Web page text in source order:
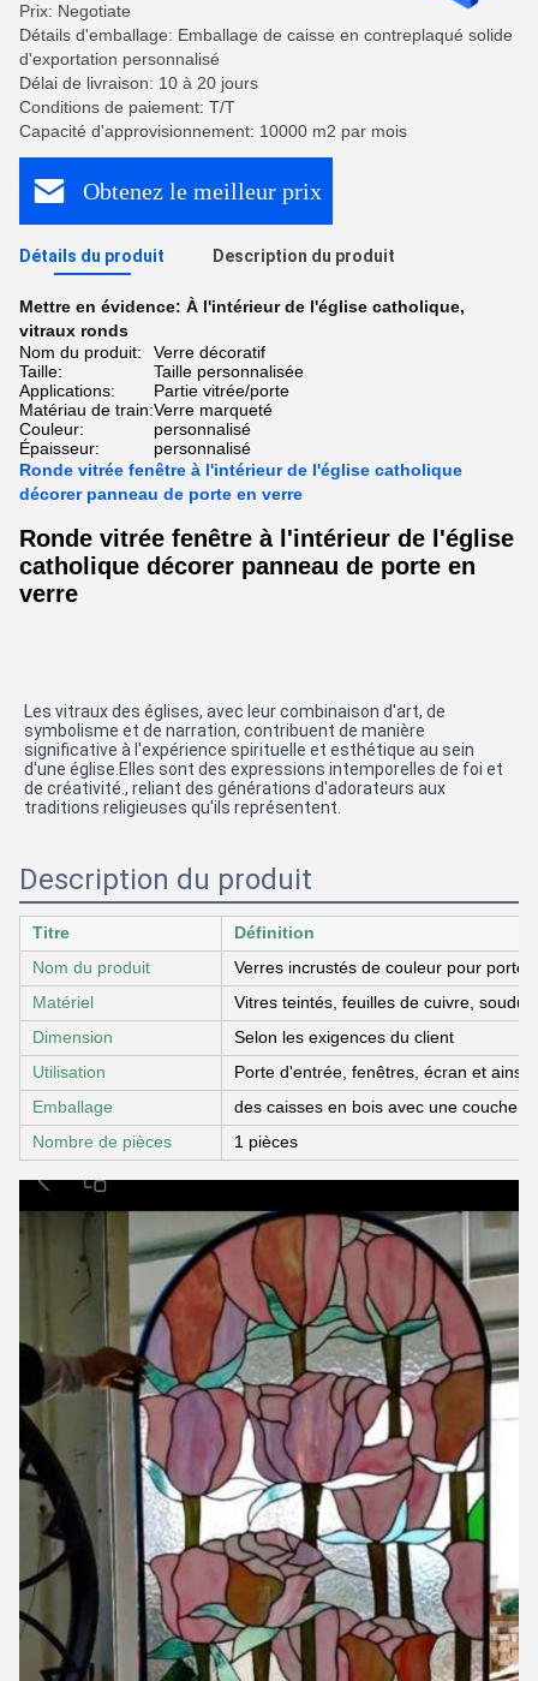
Prix: Negotiate
Détails d'emballage: Emballage de caisse en contreplaqué solide
d'exportation personnalisé
Délai de livraison: 10 à 20 jours
Conditions de paiement: T/T
Capacité d'approvisionnement: 10000 m2 par mois
Obtenez le meilleur prix
Détails du produit Description du produit
Mettre en évidence: À l'intérieur de l'église catholique,
vitraux ronds
Nom du produit:
Verre décoratif
Taille:
Taille personnalisée
Applications:
Partie vitrée/porte
Matériau de train:Verre marqueté
Couleur:
personnalisé
Épaisseur:
personnalisé
Ronde vitrée fenêtre à l'intérieur de l'église catholique
décorer panneau de porte en verre
Ronde vitrée fenêtre à l'intérieur de l'église
catholique décorer panneau de porte en
verre
Les vitraux des églises, avec leur combinaison d'art, de
symbolisme et de narration, contribuent de manière
significative à l'expérience spirituelle et esthétique au sein
d'une église.Elles sont des expressions intemporelles de foi et
de créativité., reliant des générations d'adorateurs aux
traditions religieuses qu'ils représentent.
Description du produit
Titre
Définition
Nom du produit
Verres incrustés de couleur pour porte
Matériel
Vitres teintés, feuilles de cuivre,
Dimension
Selon les exigences du client
Utilisation
Porte d'entrée, fenêtres, écran et ainsi
Emballage
des caisses en bois avec une couche
Nombre de pièces
1 pièces